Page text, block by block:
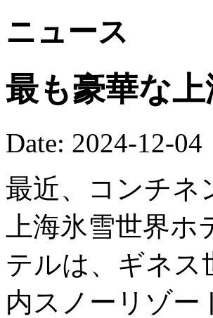
ニュース
最も豪華な
Date: 2024-12-04
最近、コンチネ
上海氷雪世界
テルは、ギネス
内スノーリゾー